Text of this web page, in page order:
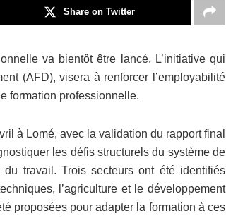
Share on Twitter
va bientôt être lancé. L’initiative qui
(AFD), visera à renforcer l’employabilité
formation professionnelle.
à Lomé, avec la validation du rapport final
les défis structurels du système de
travail. Trois secteurs ont été identifiés
l’agriculture et le développement
proposées pour adapter la formation à ces